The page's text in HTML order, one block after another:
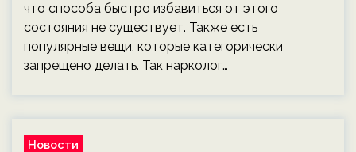
что способа быстро избавиться от этого
состояния не существует. Также есть
популярные вещи, которые категорически
запрещено делать. Так нарколог…
Новости